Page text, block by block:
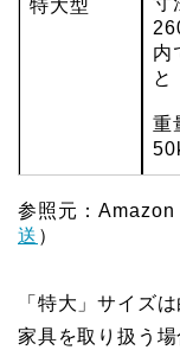
特大型
内
と
重
参照元：
送 ）
「特大」サイズ
家具を取り扱う